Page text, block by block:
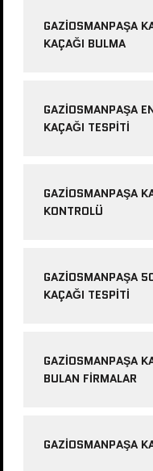
GAZIOSMANPAŞA
KAÇAĞI BULMA
GAZIOSMANPAŞA
KAÇAĞI TESPITI
GAZIOSMANPAŞA
KONTROLÜ
GAZIOSMANPAŞA
KAÇAĞI TESPITI
GAZIOSMANPAŞA
BULAN FIRMALAR
GAZIOSMANPAŞA